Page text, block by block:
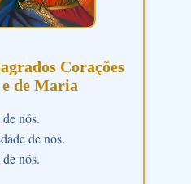
Corações
e de Maria
nós.
de nós.
nós.